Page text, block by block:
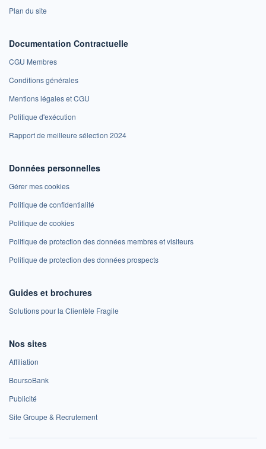
Plan du site
Documentation Contractuelle
CGU Membres
Conditions générales
Mentions légales et CGU
Politique d'exécution
Rapport de meilleure sélection 2024
Données personnelles
Gérer mes cookies
Politique de confidentialité
Politique de cookies
Politique de protection des données membres et visiteurs
Politique de protection des données prospects
Guides et brochures
Solutions pour la Clientèle Fragile
Nos sites
Affiliation
BoursoBank
Publicité
Site Groupe & Recrutement